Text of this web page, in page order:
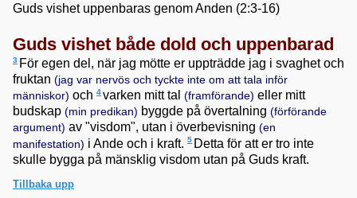
Guds vishet uppenbaras genom Anden (2:3-16)
Guds vishet både dold och uppenbarad
3 För egen del, när jag mötte er uppträdde jag i svaghet och
fruktan (jag var nervös och tyckte inte om att tala inför
människor) och 4varken mitt tal (framförande) eller mitt
budskap (min predikan) byggde på övertalning (förförande
argument) av "visdom", utan i överbevisning (en
manifestation) i Ande och i kraft. 5 Detta för att er tro inte
skulle bygga på mänsklig visdom utan på Guds kraft.
Tillbaka upp